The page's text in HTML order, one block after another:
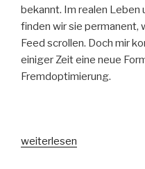
bekannt. Im realen Leben
finden wir sie permanent,
Feed scrollen. Doch mir
einiger Zeit eine neue
Fremdoptimierung.
„Fremdoptimierung“
weiterlesen